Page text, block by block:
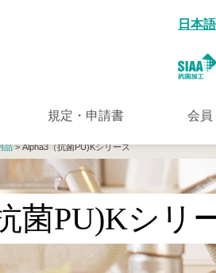
日本語
規定・申請書 会員
品> Alpha3（抗菌PU)Kシリーズ
菌PU)Kシリ